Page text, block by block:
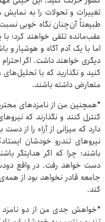
تغییرات و تحولات را به نمایش
طبیعتاً آن‌چنان نگاه خوبی
عقب‌مانده تلقی خواهند کرد؛ با
اما با یک آدم آگاه و هوشیار و
دیگری خواهند داشت. اگر
کنید و نگذارید که با
متعارض داشته باشند.
*همچنین من از نامزدهای
کنترل کنند و نگذارند که
دارد که میزانی از آراء را از دست
نیروهای تندرو خودشان
باشند؛ چرا که اگر هدایتگر
دست خواهد رفت. در واقع
جامعه قادر نخواهد بود از
کند.
*خواهش جدی من از دو نامزد